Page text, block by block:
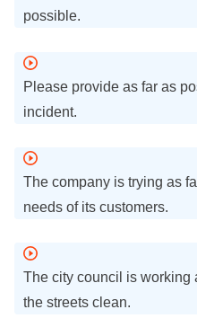
possible.
Please provide as far as
incident.
The company is trying as
needs of its customers.
The city council is working
the streets clean.